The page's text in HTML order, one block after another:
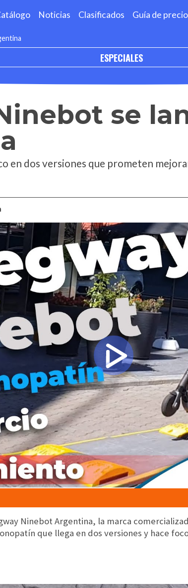
Noticias Clasificados Guía de
ESPECIALES
se
en dos versiones que prometen
Ninebot Argentina, la marca
que llega en dos versiones y hace